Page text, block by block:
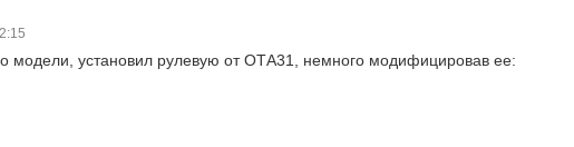
модели, установил рулевую от ОТА31, немного модифицировав ее: